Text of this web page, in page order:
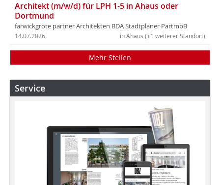
Architekt (m/w/d) für LPH 1-5 in Ahaus oder
Dortmund
farwickgrote partner Architekten BDA Stadtplaner PartmbB
in Ahaus (+1 weiterer Standort)
14.07.2026
Mehr Stellen
Service